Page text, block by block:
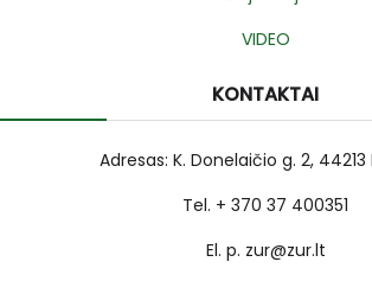
VIDEO
KONTAKTAI
Adresas: K. Donelaičio g. 2, 44213
Tel. + 370 37 400351
El. p. zur@zur.lt